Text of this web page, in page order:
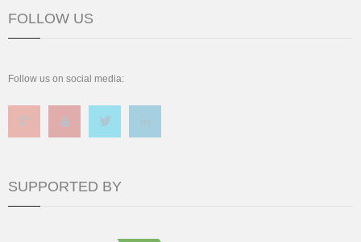
FOLLOW US
Follow us on social media:
SUPPORTED BY